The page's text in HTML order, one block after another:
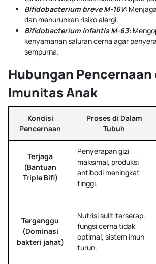
Bifidobacterium breve M-16V:
dan menurunkan risiko alergi.
Bifidobacterium infantis M-63:
kenyamanan saluran cerna agar
sempurna.
Hubungan Pencernaan
Imunitas Anak
Kondisi
Pencernaan
Proses di Dalam
Tubuh
Terjaga
(Bantuan
Triple Bifi)
Penyerapan gizi
maksimal, produksi
antibodi meningkat
tinggi.
Terganggu
(Dominasi
bakteri jahat)
Nutrisi sulit terserap,
fungsi cerna tidak
optimal, sistem imun
turun.